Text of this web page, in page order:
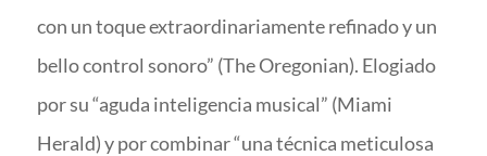
con un toque extraordinariamente refinado y un
bello control sonoro” (The Oregonian). Elogiado
por su “aguda inteligencia musical” (Miami
Herald) y por combinar “una técnica meticulosa